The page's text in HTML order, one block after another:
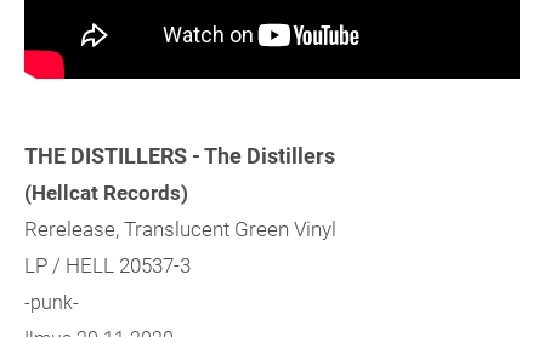
THE DISTILLERS - The Distillers
(Hellcat Records)
Rerelease, Translucent Green Vinyl
LP / HELL 20537-3
-punk-